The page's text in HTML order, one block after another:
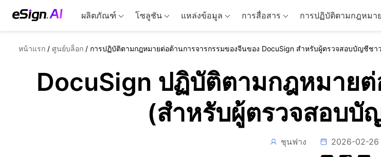
ผลิตภัณฑ์ โซลูชัน แหล่งข้อมูล การสื่อสาร การปฏิบัติตามกฎหมาย
หน้าแรก / ศูนย์บล็อก / การปฏิบัติตามกฎหมายต่อต้านการจารกรรมของจีนของ DocuSign สำหรับผู้ตรวจสอบบัญชีชา
DocuSign ปฏิบัติตามกฎหมาย
(สำหรับผู้ตรวจสอบบั
ชุนฟาง 2026-02-26